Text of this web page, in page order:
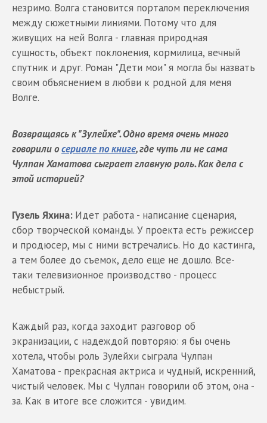
незримо. Волга становится порталом переключения
между сюжетными линиями. Потому что для
живущих на ней Волга - главная природная
сущность, объект поклонения, кормилица, вечный
спутник и друг. Роман "Дети мои" я могла бы назвать
своим объяснением в любви к родной для меня
Волге.
Возвращаясь к "Зулейхе". Одно время очень много
говорили осериале по книге, где чуть ли не сама
Чулпан Хаматова сыграет главную роль. Как дела с
этой историей?
Гузель Яхина: Идет работа - написание сценария,
сбор творческой команды. У проекта есть режиссер
и продюсер, мы с ними встречались. Но до кастинга,
а тем более до съемок, дело еще не дошло. Все-
таки телевизионное производство - процесс
небыстрый.
Каждый раз, когда заходит разговор об
экранизации, с надеждой повторяю: я бы очень
хотела, чтобы роль Зулейхи сыграла Чулпан
Хаматова - прекрасная актриса и чудный, искренний,
чистый человек. Мы с Чулпан говорили об этом, она -
за. Как в итоге все сложится - увидим.